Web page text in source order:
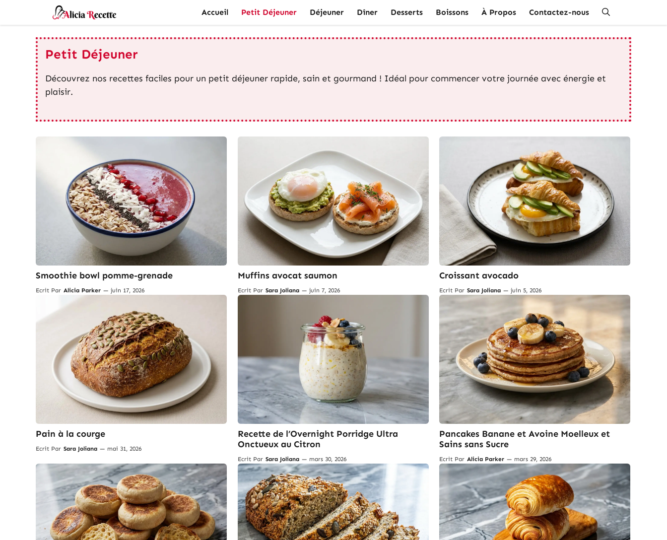
Accueil Petit Déjeuner Déjeuner Dîner Desserts Boissons À Propos Contactez-nous
Petit Déjeuner
Découvrez nos recettes faciles pour un petit déjeuner rapide, sain et gourmand ! Idéal pour commencer votre journée avec énergie et
plaisir.
Smoothie bowl pomme-grenade
Ecrit Par Alicia Parker — juin 17, 2026
Muffins avocat saumon
Ecrit Par Sara Joliana — juin 7, 2026
Croissant avocado
Ecrit Par Sara Joliana — juin 5, 2026
Pain à la courge
Ecrit Par Sara Joliana — mai 31, 2026
Recette de l’Overnight Porridge Ultra
Onctueux au Citron
Ecrit Par Sara Joliana — mars 30, 2026
Pancakes Banane et Avoine Moelleux et
Sains sans Sucre
Ecrit Par Alicia Parker — mars 29, 2026